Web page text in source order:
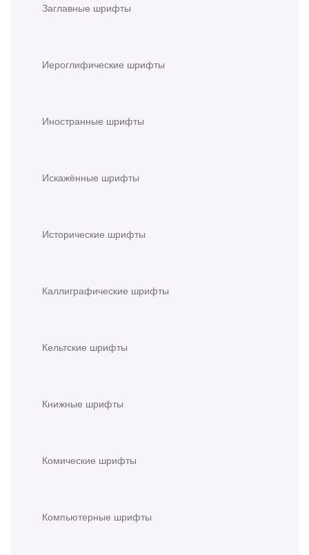
Заглавные шрифты
Иероглифические шрифты
Иностранные шрифты
Искажённые шрифты
Исторические шрифты
Каллиграфические шрифты
Кельтские шрифты
Книжные шрифты
Комические шрифты
Компьютерные шрифты